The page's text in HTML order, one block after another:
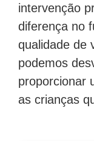
intervenção
diferença no
qualidade de
podemos
proporcionar
as crianças